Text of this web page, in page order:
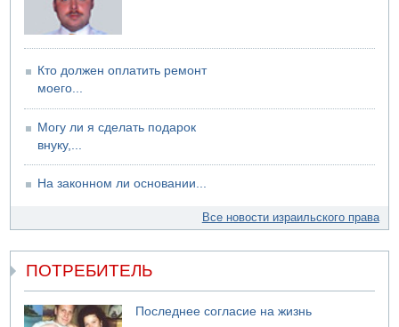
Кто должен оплатить ремонт
моего...
Могу ли я сделать подарок
внуку,...
На законном ли основании...
Все новости израильского права
ПОТРЕБИТЕЛЬ
Последнее согласие на жизнь